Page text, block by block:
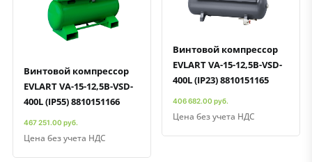
Быстрый просмотрДобавить к сравнению
Добавить в избранное
Винтовой компрессор
EVLART VA-15-12,5B-VSD-
400L (IP55) 8810151166
467 251.00 руб.
Цена без учета НДС
Винтовой компрессор
EVLART VA-15-12,5B-VSD-
400L (IP23) 8810151165
406 682.00 руб.
Цена без учета НДС